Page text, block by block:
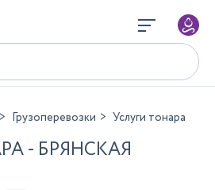
Грузоперевозки Услуги тонара
- БРЯНСКАЯ